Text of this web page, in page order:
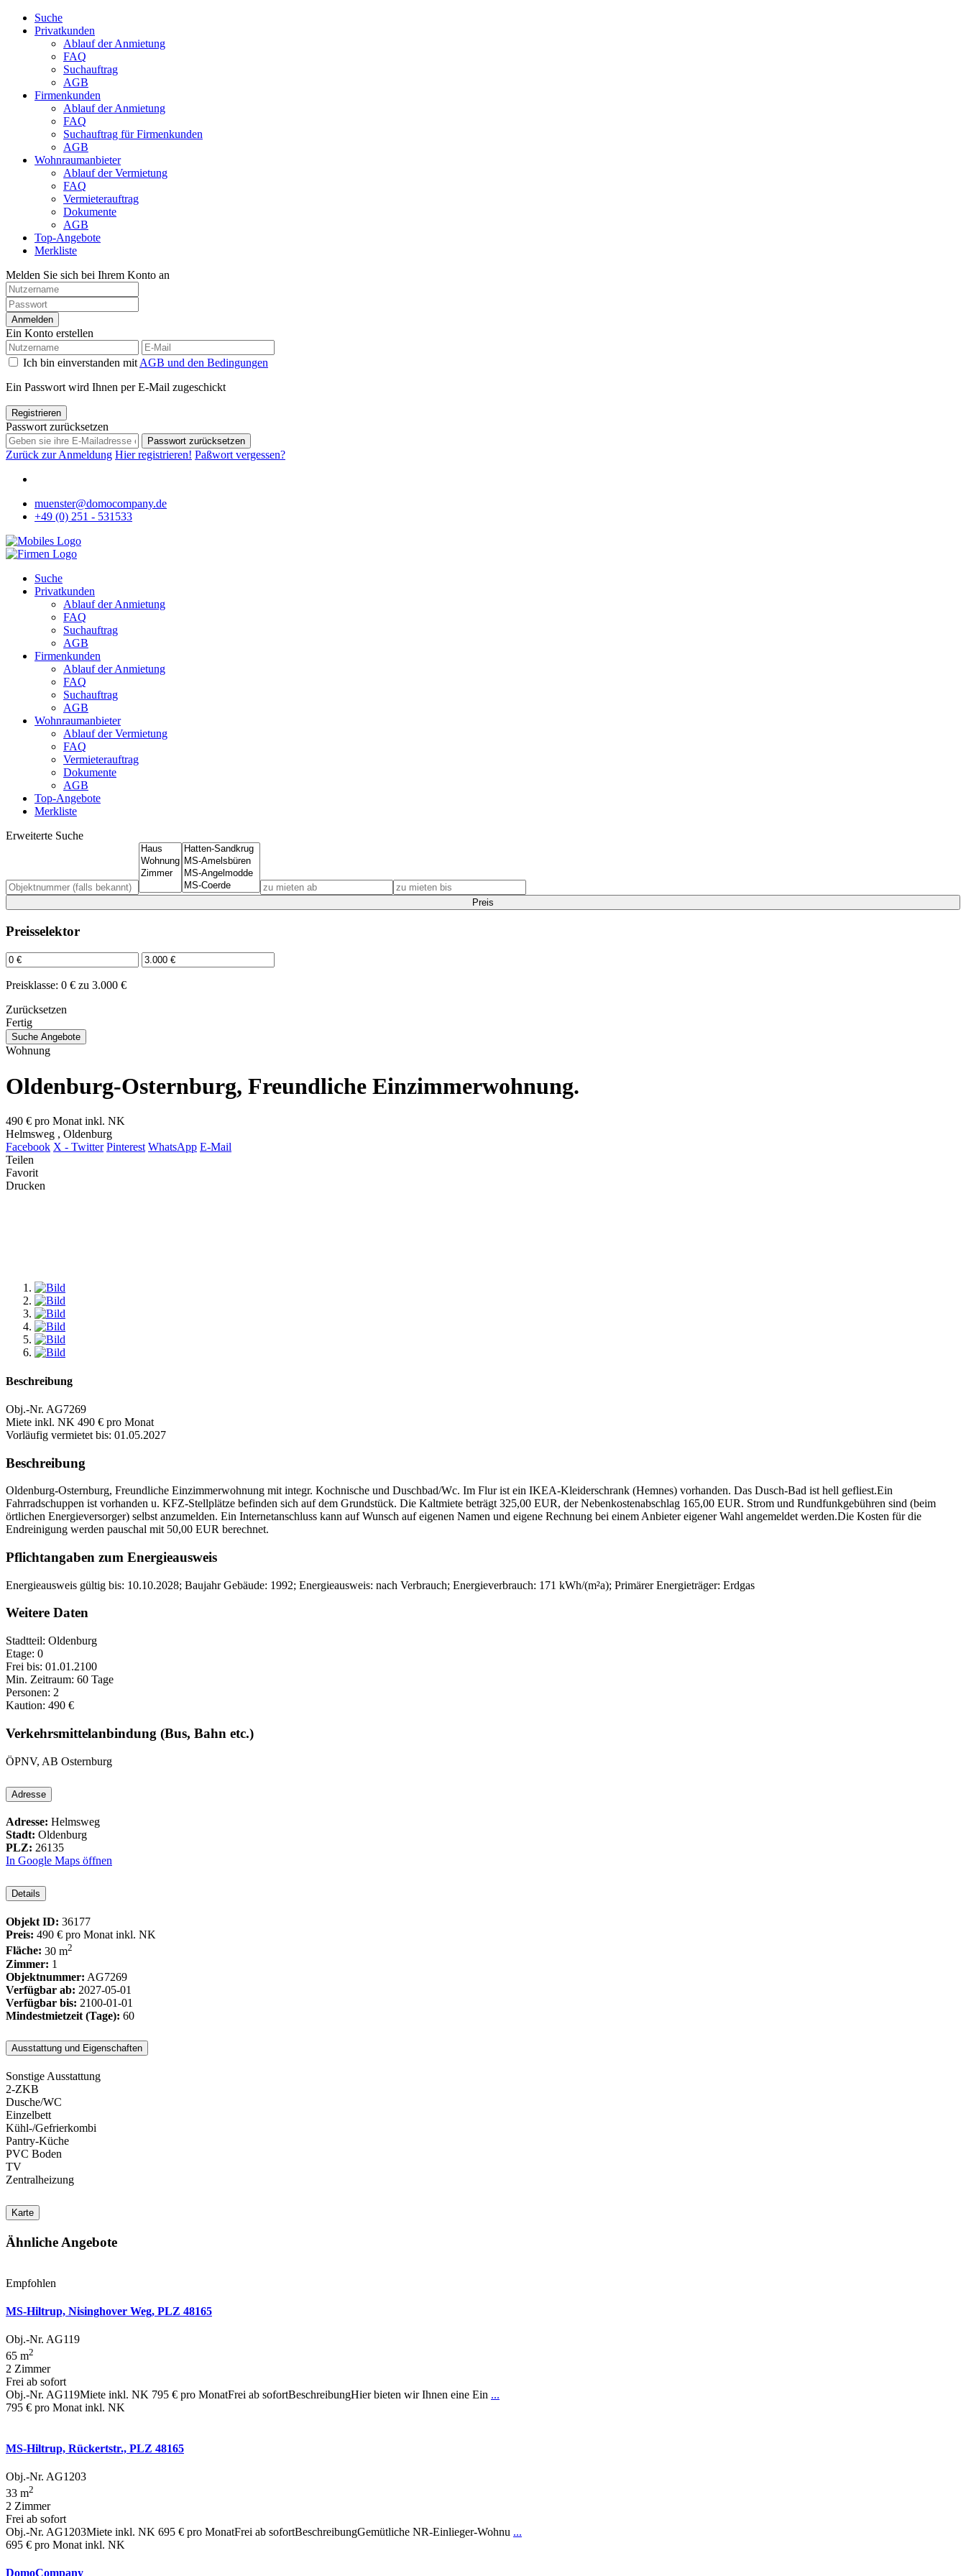
Suche
Privatkunden
Ablauf der Anmietung
FAQ
Suchauftrag
AGB
Firmenkunden
Ablauf der Anmietung
FAQ
Suchauftrag für Firmenkunden
AGB
Wohnraumanbieter
Ablauf der Vermietung
FAQ
Vermieterauftrag
Dokumente
AGB
Top-Angebote
Merkliste
Melden Sie sich bei Ihrem Konto an
Anmelden
Ein Konto erstellen
Ich bin einverstanden mit AGB und den Bedingungen
Ein Passwort wird Ihnen per E-Mail zugeschickt
Registrieren
Passwort zurücksetzen
Passwort zurücksetzen
Zurück zur Anmeldung Hier registrieren! Paßwort vergessen?
muenster@domocompany.de
+49 (0) 251 - 531533
Suche
Privatkunden
Ablauf der Anmietung
FAQ
Suchauftrag
AGB
Firmenkunden
Ablauf der Anmietung
FAQ
Suchauftrag
AGB
Wohnraumanbieter
Ablauf der Vermietung
FAQ
Vermieterauftrag
Dokumente
AGB
Top-Angebote
Merkliste
Erweiterte Suche
Preis
Preisselektor
Preisklasse: 0 € zu 3.000 €
Zurücksetzen
Fertig
Suche Angebote
Wohnung
Oldenburg-Osternburg, Freundliche Einzimmerwohnung.
490 € pro Monat inkl. NK
Helmsweg , Oldenburg
Facebook X - Twitter Pinterest WhatsApp E-Mail
Teilen
Favorit
Drucken
Beschreibung
Obj.-Nr. AG7269
Miete inkl. NK 490 € pro Monat
Vorläufig vermietet bis: 01.05.2027
Beschreibung
Oldenburg-Osternburg, Freundliche Einzimmerwohnung mit integr. Kochnische und Duschbad/Wc. Im Flur ist ein IKEA-Kleiderschrank (Hemnes) vorhanden. Das Dusch-Bad ist hell gefliest.Ein
Fahrradschuppen ist vorhanden u. KFZ-Stellplätze befinden sich auf dem Grundstück. Die Kaltmiete beträgt 325,00 EUR, der Nebenkostenabschlag 165,00 EUR. Strom und Rundfunkgebühren sind (beim
örtlichen Energieversorger) selbst anzumelden. Ein Internetanschluss kann auf Wunsch auf eigenen Namen und eigene Rechnung bei einem Anbieter eigener Wahl angemeldet werden.Die Kosten für die
Endreinigung werden pauschal mit 50,00 EUR berechnet.
Pflichtangaben zum Energieausweis
Energieausweis gültig bis: 10.10.2028; Baujahr Gebäude: 1992; Energieausweis: nach Verbrauch; Energieverbrauch: 171 kWh/(m²a); Primärer Energieträger: Erdgas
Weitere Daten
Stadtteil: Oldenburg
Etage: 0
Frei bis: 01.01.2100
Min. Zeitraum: 60 Tage
Personen: 2
Kaution: 490 €
Verkehrsmittelanbindung (Bus, Bahn etc.)
ÖPNV, AB Osternburg
Adresse
Adresse: Helmsweg
Stadt: Oldenburg
PLZ: 26135
In Google Maps öffnen
Details
Objekt ID: 36177
Preis: 490 € pro Monat inkl. NK
Fläche: 30 m2
Zimmer: 1
Objektnummer: AG7269
Verfügbar ab: 2027-05-01
Verfügbar bis: 2100-01-01
Mindestmietzeit (Tage): 60
Ausstattung und Eigenschaften
Sonstige Ausstattung
2-ZKB
Dusche/WC
Einzelbett
Kühl-/Gefrierkombi
Pantry-Küche
PVC Boden
TV
Zentralheizung
Karte
Ähnliche Angebote
Empfohlen
MS-Hiltrup, Nisinghover Weg, PLZ 48165
Obj.-Nr. AG119
65 m2
2 Zimmer
Frei ab sofort
Obj.-Nr. AG119Miete inkl. NK 795 € pro MonatFrei ab sofortBeschreibungHier bieten wir Ihnen eine Ein ...
795 € pro Monat inkl. NK
MS-Hiltrup, Rückertstr., PLZ 48165
Obj.-Nr. AG1203
33 m2
2 Zimmer
Frei ab sofort
Obj.-Nr. AG1203Miete inkl. NK 695 € pro MonatFrei ab sofortBeschreibungGemütliche NR-Einlieger-Wohnu ...
695 € pro Monat inkl. NK
DomoCompany